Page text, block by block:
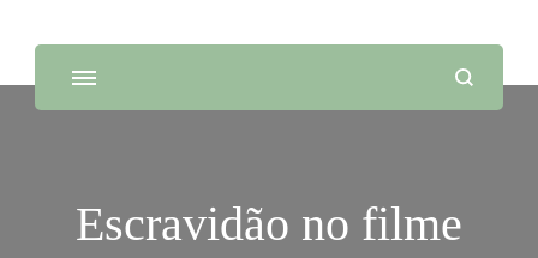
Escravidão no filme